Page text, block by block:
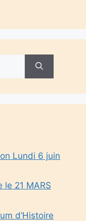
Lundi 6 juin
le 21 MARS
d’Histoire